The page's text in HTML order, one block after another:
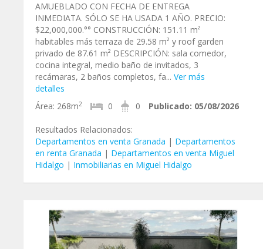
AMUEBLADO CON FECHA DE ENTREGA
INMEDIATA. SÓLO SE HA USADA 1 AÑO. PRECIO:
$22,000,000.°° CONSTRUCCIÓN: 151.11 m²
habitables más terraza de 29.58 m² y roof garden
privado de 87.61 m² DESCRIPCIÓN: sala comedor,
cocina integral, medio baño de invitados, 3
recámaras, 2 baños completos, fa... Ver más
detalles
Área: 268m2 0 0 Publicado: 05/08/2026
Resultados Relacionados:
Departamentos en venta Granada | Departamentos
en renta Granada | Departamentos en venta Miguel
Hidalgo | Inmobiliarias en Miguel Hidalgo